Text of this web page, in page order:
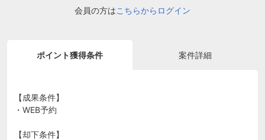
会員の方はこちらからログイン
ポイント獲得条件 案件詳細
【成果条件】
・WEB予約
【却下条件】